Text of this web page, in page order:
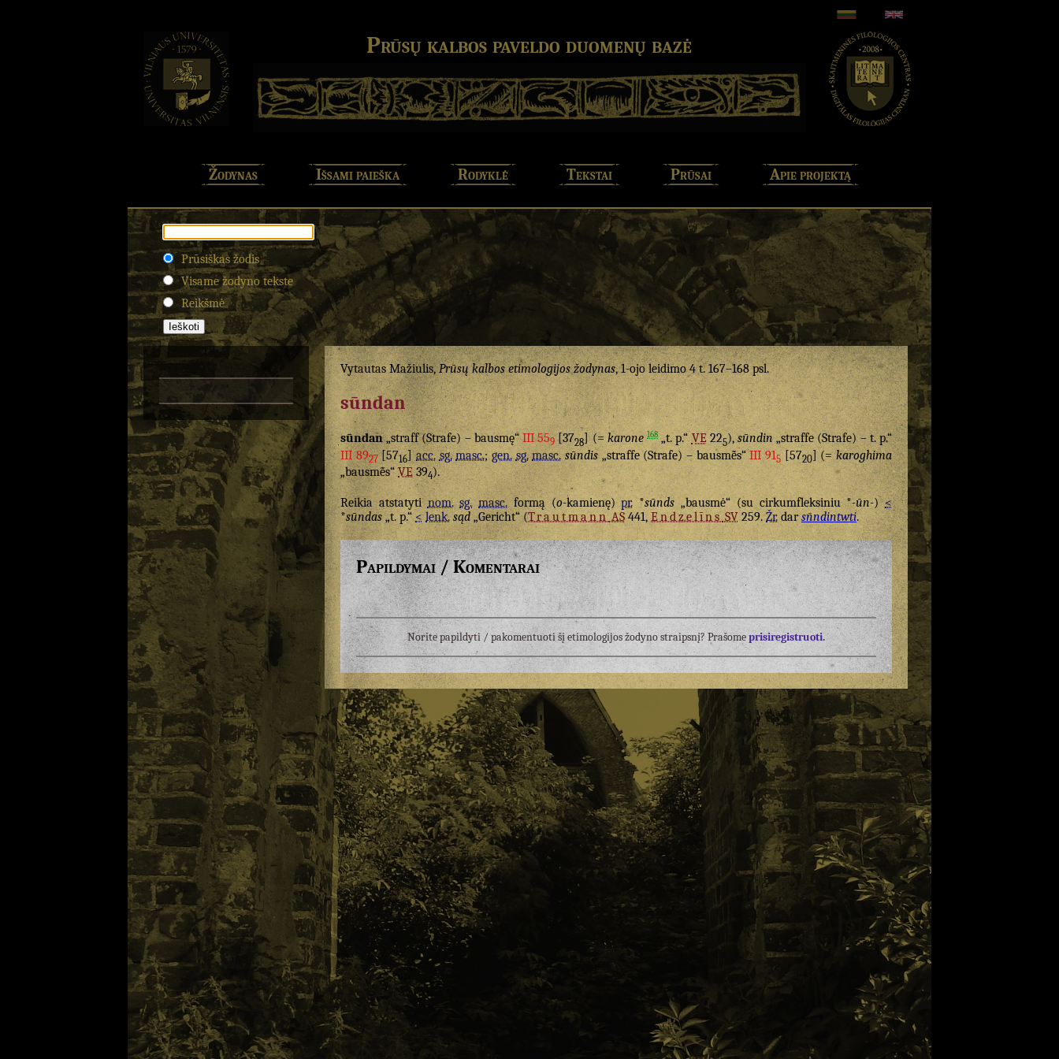
Prūsų kalbos paveldo duomenų bazė
Žodynas Išsami paieška Rodyklė Tekstai Prūsai Apie projektą
Prūsiškas žodis
Visame žodyno tekste
Reikšmė
Vytautas Mažiulis,Prūsų kalbos etimologijos žodynas, 1-ojo leidimo 4 t. 167–168 psl.
sūndan
sūndan„straff (Strafe) – bausmę“III 559[3728] (=karone 168 „t. p.“ VE225),sūndin„straffe (Strafe) – t. p.“
III 8927[5716]acc. sg. masc.;gen. sg. masc. sūndis„straffe (Strafe) – bausmė̃s“III 915[5720] (=karoghima
„bausmė̃s“VE394).
Reikia atstatytinom. sg. masc.formą (o-kamienę)pr. *sūnds„bausmė“ (su cirkumfleksiniu *-ūn-)<
*sūndas „t. p.“ < lenk. sąd„Gericht“ (TrautmannAS441, Endzelīns SV259.Žr.darsn̄ndintwti.
Papildymai / Komentarai
Norite papildyti / pakomentuoti šį etimologijos žodyno straipsnį? Prašomeprisiregistruoti.